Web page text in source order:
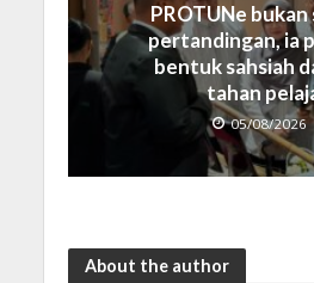
PROTUNe bukan
pertandingan, ia
bentuk sahsiah
tahan
05/08/2026
About the author